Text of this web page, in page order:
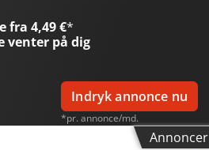
fra 4,49 €*
venter på dig
Indryk annonce nu
*pr. annonce/md.
Annoncer